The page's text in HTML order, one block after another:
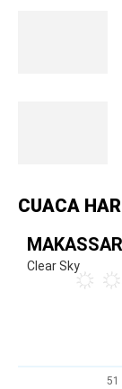
CUACA
MAKASSAR
Clear Sky
51